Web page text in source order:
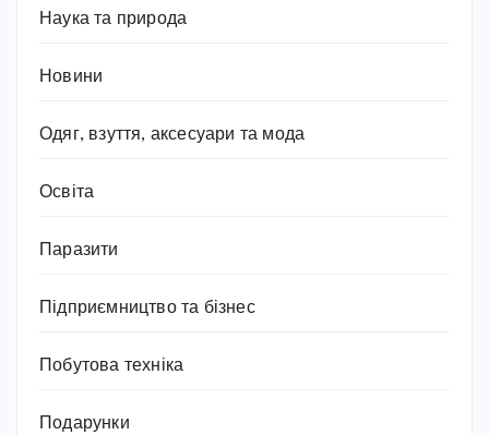
Наука та природа
Новини
Одяг, взуття, аксесуари та мода
Освіта
Паразити
Підприємництво та бізнес
Побутова техніка
Подарунки